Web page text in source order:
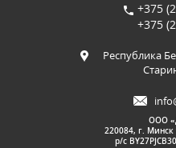
+375
+375
Республика
ООО
220084, г. Минск
р/с